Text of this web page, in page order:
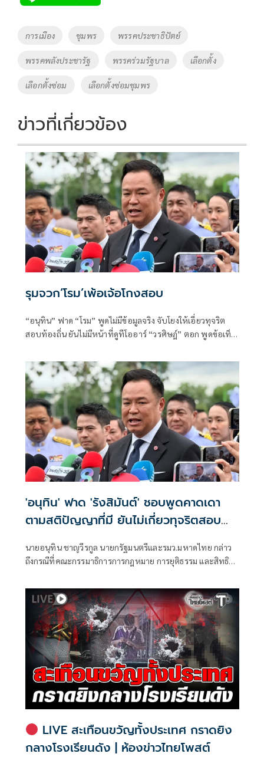
b
o
k
er y
Li
n
k
Tags
การเมือง ชุมพร พรรคประชาธิปัตย์
พรรคพลังประชารัฐ พรรคร่วมรัฐบาล เลือกตั้ง
เลือกตั้งซ่อม เลือกตั้งซ่อมชุมพร
ข่าวที่เกี่ยวข้อง
รุมจวก‘โรม’เพ้อเจ้อโกงสอบ
“อนุทิน” ฟาด “โรม” พูดไม่มีข้อมูลจริง จับโยงให้เอี่ยวทุจริต
สอบท้องถิ่น ยันไม่มีหน้าที่ดูทีโออาร์ “วรศิษฎ์” ตอก พูดข้อเท็จ
'อนุทิน' ฟาด 'รังสิมันต์' ชอบพูดคาดเดา
ตามสติปัญญาที่มี ยันไม่เกี่ยวทุจริตสอบ
นายอนุทิน ชาญวีรกูล นายกรัฐมนตรีและรมว.มหาดไทย กล่าว
ถึงกรณีที่คณะกรรมาธิการการกฎหมาย การยุติธรรม และสิทธิ
กรรมาธิการ มีการอ้างชื่อนายกรัฐมนตรี เข้าไปเกี่ยวข้องกับการ
ทุจริตสอบท้องถิ่น
LIVE สะเทือนขวัญทั้งประเทศ กราดยิง
กลางโรงเรียนดัง | ห้องข่าวไทยโพสต์